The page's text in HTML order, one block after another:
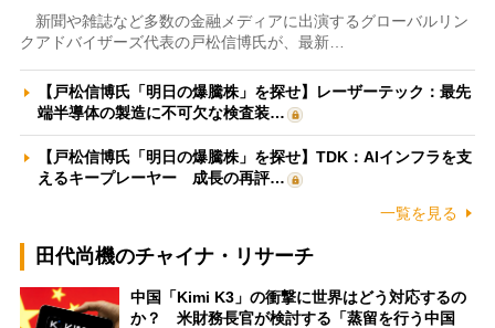
新聞や雑誌など多数の金融メディアに出演するグローバルリン
クアドバイザーズ代表の戸松信博氏が、最新…
【戸松信博氏「明日の爆騰株」を探せ】レーザーテック：最先
端半導体の製造に不可欠な検査装…
【戸松信博氏「明日の爆騰株」を探せ】TDK：AIインフラを支
えるキープレーヤー 成長の再評…
一覧を見る
田代尚機のチャイナ・リサーチ
中国「Kimi K3」の衝撃に世界はどう対応するの
か？ 米財務長官が検討する「蒸留を行う中国